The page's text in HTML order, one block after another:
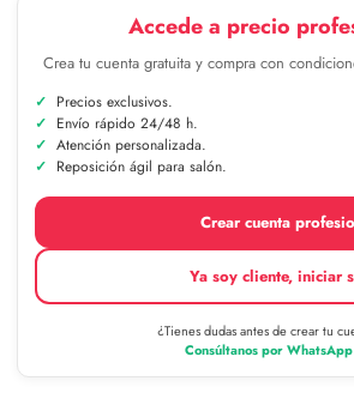
Accede a precio
Crea tu cuenta gratuita y compra con
Precios exclusivos.
Envío rápido 24/48 h.
Atención personalizada.
Reposición ágil para salón.
Crear cuenta
Ya soy cliente, iniciar
¿Tienes dudas antes de crear tu
Consúltanos por WhatsApp